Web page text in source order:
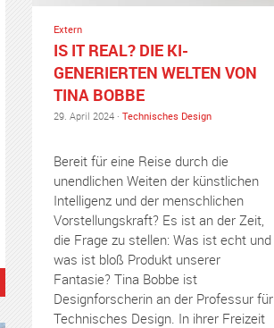
Extern
IS IT REAL? DIE KI-
GENERIERTEN WELTEN VON
TINA BOBBE
29. April 2024 · Technisches Design
Bereit für eine Reise durch die
unendlichen Weiten der künstlichen
Intelligenz und der menschlichen
Vorstellungskraft? Es ist an der Zeit,
die Frage zu stellen: Was ist echt und
was ist bloß Produkt unserer
Fantasie? Tina Bobbe ist
Designforscherin an der Professur für
Technisches Design. In ihrer Freizeit